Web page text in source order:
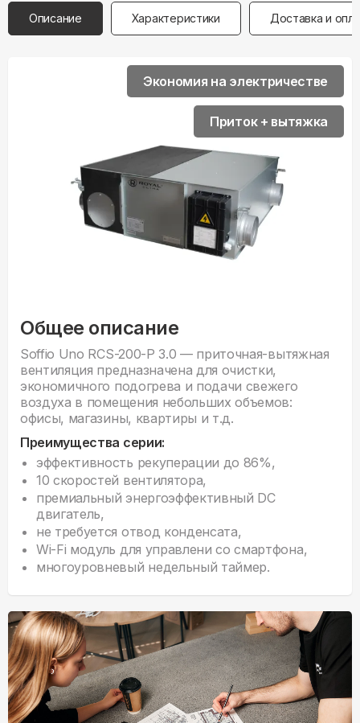
Описание Характеристики Доставка и
Общее описание
Soffio Uno RCS-200-P 3.0 — приточная-вытяжная
вентиляция предназначена для очистки,
экономичного подогрева и подачи свежего
воздуха в помещения небольших объемов:
офисы, магазины, квартиры и т.д.
Преимущества серии:
эффективность рекуперации до 86%,
10 скоростей вентилятора,
премиальный энергоэффективный DC
двигатель,
не требуется отвод конденсата,
Wi-Fi модуль для управлени со смартфона,
многоуровневый недельный таймер.
Экономия на электричестве
Приток + вытяжка